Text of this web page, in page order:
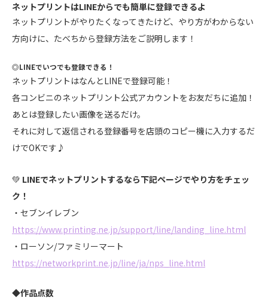
ネットプリントはLINEからでも簡単に登録できるよ
ネットプリントがやりたくなってきたけど、やり方がわからない
方向けに、たべちから登録方法をご説明します！
◎LINEでいつでも登録できる！
ネットプリントはなんとLINEで登録可能！
各コンビニのネットプリント公式アカウントをお友だちに追加！
あとは登録したい画像を送るだけ。
それに対して返信される登録番号を店頭のコピー機に入力するだ
けでOKです♪
💚 LINEでネットプリントするなら下記ページでやり方をチェッ
ク！
・セブンイレブン
https://www.printing.ne.jp/support/line/landing_line.html
・ローソン/ファミリーマート
https://networkprint.ne.jp/line/ja/nps_line.html
◆作品点数